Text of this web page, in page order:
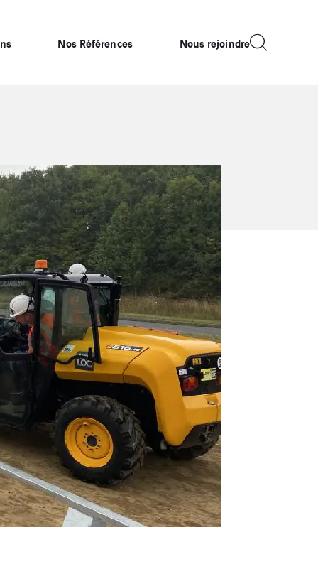
Nos Références Nous rejoindre